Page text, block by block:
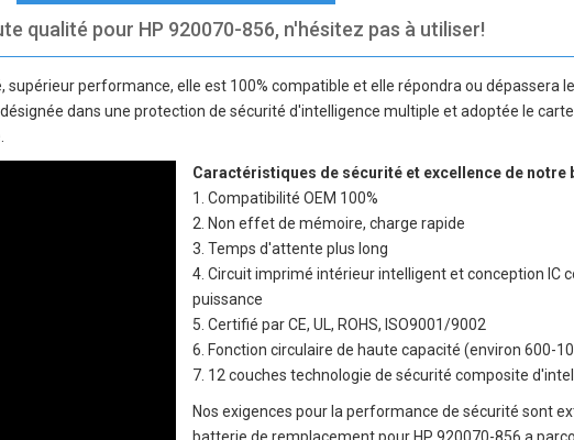
qualité pour HP 920070-856, n'hésitez pas à utiliser!
performance, elle est 100% compatible et elle répondra ou dépassera
dans une protection de sécurité d'intelligence multiple et adoptée le
Caractéristiques de sécurité et excellence de notre
1. Compatibilité OEM 100%
2. Non effet de mémoire, charge rapide
3. Temps d'attente plus long
4. Circuit imprimé intérieur intelligent et conception IC
puissance
5. Certifié par CE, UL, ROHS, ISO9001/9002
6. Fonction circulaire de haute capacité (environ 600-
7. 12 couches technologie de sécurité composite
Nos exigences pour la performance de sécurité sont